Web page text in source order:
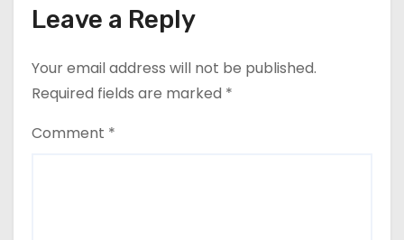
Leave a Reply
Your email address will not be published.
Required fields are marked *
Comment *